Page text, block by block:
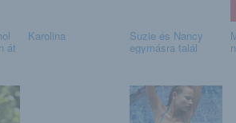
át
Karolina Suzie és Nancy
egymásra talál